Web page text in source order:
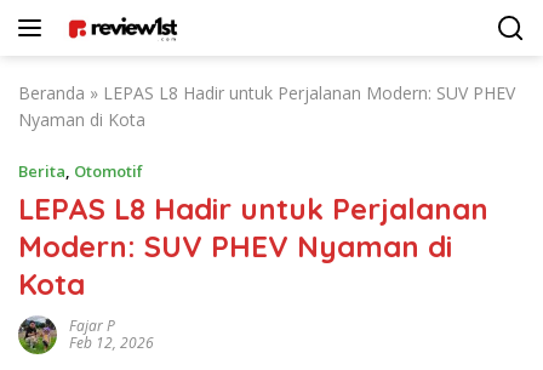
Beranda » LEPAS L8 Hadir untuk Perjalanan Modern: SUV PHEV
Nyaman di Kota
Berita, Otomotif
LEPAS L8 Hadir untuk Perjalanan
Modern: SUV PHEV Nyaman di
Kota
Fajar P
Feb 12, 2026